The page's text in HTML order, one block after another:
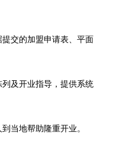
交的加盟申请表、平面
及开业指导，提供系统
当地帮助隆重开业。